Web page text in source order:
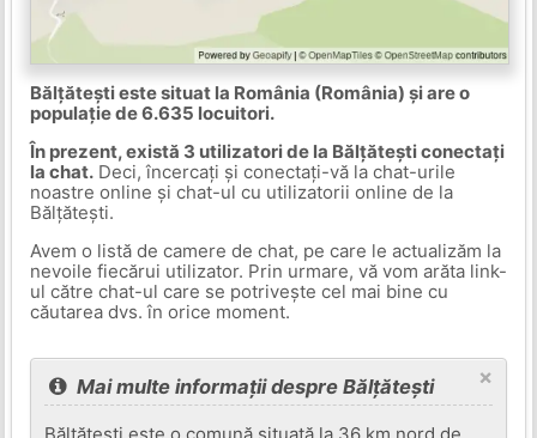
Bălțătești este situat la România (România) și are o
populație de 6.635 locuitori.
În prezent, există 3 utilizatori de la Bălțătești conectați
la chat.Deci, încercați și conectați-vă la chat-urile
noastre online și chat-ul cu utilizatorii online de la
Bălțătești.
Avem o listă de camere de chat, pe care le actualizăm la
nevoile fiecărui utilizator. Prin urmare, vă vom arăta link-
ul către chat-ul care se potrivește cel mai bine cu
căutarea dvs. în orice moment.
×
Mai multe informații despre Bălțătești